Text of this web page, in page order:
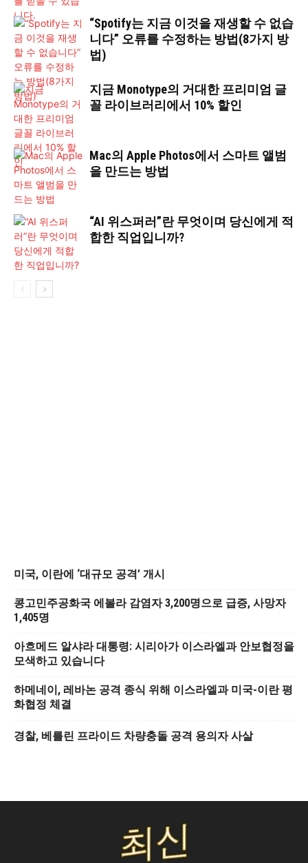
“Spotify는 지금 이것을 재생할 수 없습
니다” 오류를 수정하는 방법(8가지 방
법)
지금 Monotype의 거대한 프리미엄 글
꼴 라이브러리에서 10% 할인
Mac의 Apple Photos에서 스마트 앨범
을 만드는 방법
“AI 위스퍼러”란 무엇이며 당신에게 적
합한 직업입니까?
미국, 이란에 ‘대규모 공격’ 개시
콩고민주공화국 에볼라 감염자 3,200명으로 급증, 사망자
1,405명
아흐메드 알샤라 대통령: 시리아가 이스라엘과 안보협정을
모색하고 있습니다
하메네이, 레바논 공격 종식 위해 이스라엘과 미국-이란 평
화협정 체결
경찰, 베를린 프라이드 차량충돌 공격 용의자 사살